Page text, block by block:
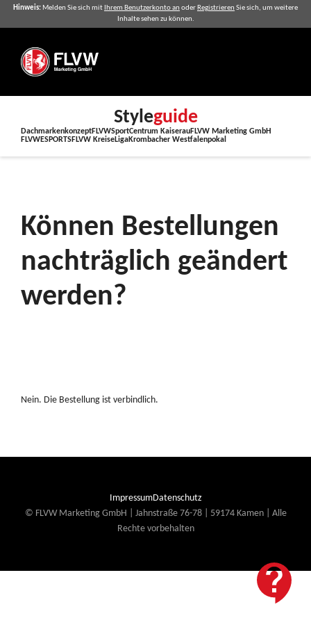
Hinweis: Melden Sie sich mit Ihrem Benutzerkonto an oder Registrieren Sie sich, um weitere
Inhalte sehen zu können.
Styleguide
DachmarkenkonzeptFLVWSportCentrum KaiserauFLVW Marketing GmbH
FLVWESPORTSFLVW KreiseLigaKrombacher Westfalenpokal
Können Bestellungen
nachträglich geändert
werden?
Nein. Die Bestellung ist verbindlich.
ImpressumDatenschutz
© FLVW Marketing GmbH | Jahnstraße 76-78 | 59174 Kamen | Alle
Rechte vorbehalten